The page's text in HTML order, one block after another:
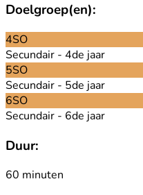
Doelgroep(en):
4SO
Secundair - 4de jaar
5SO
Secundair - 5de jaar
6SO
Secundair - 6de jaar
Duur:
60 minuten